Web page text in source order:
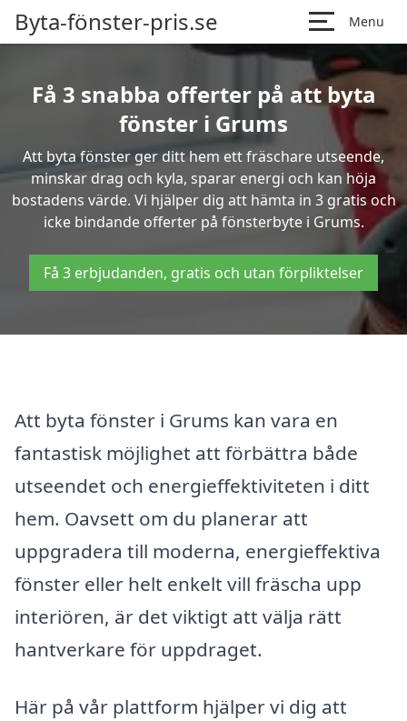
Byta-fönster-pris.se Menu
Få 3 snabba offerter på att byta
fönster i Grums
Att byta fönster ger ditt hem ett fräschare utseende,
minskar drag och kyla, sparar energi och kan höja
bostadens värde. Vi hjälper dig att hämta in 3 gratis och
icke bindande offerter på fönsterbyte i Grums.
Få 3 erbjudanden, gratis och utan förpliktelser
Att byta fönster i Grums kan vara en
fantastisk möjlighet att förbättra både
utseendet och energieffektiviteten i ditt
hem. Oavsett om du planerar att
uppgradera till moderna, energieffektiva
fönster eller helt enkelt vill fräscha upp
interiören, är det viktigt att välja rätt
hantverkare för uppdraget.
Här på vår plattform hjälper vi dig att